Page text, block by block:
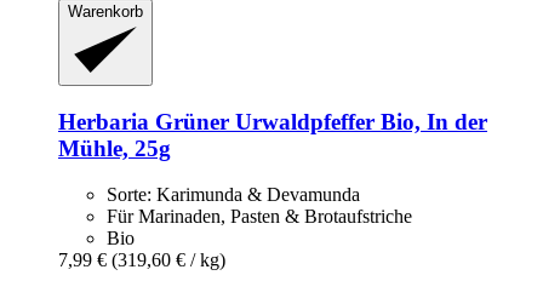
Warenkorb
Herbaria Grüner Urwaldpfeffer Bio, In der
Mühle, 25g
Sorte: Karimunda & Devamunda
Für Marinaden, Pasten & Brotaufstriche
Bio
7,99 € (319,60 € / kg)